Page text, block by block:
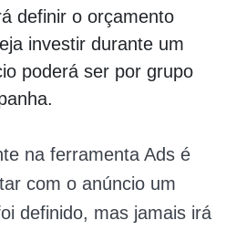
definir o orçamento
investir durante um
poderá ser por grupo
na ferramenta Ads é
com o anúncio um
definido, mas jamais irá